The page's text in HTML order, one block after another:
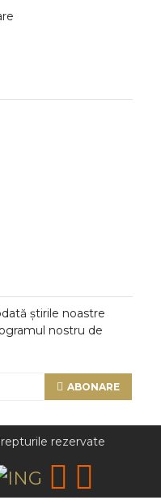
știrile noastre
nostru de
ABONARE
rezervate